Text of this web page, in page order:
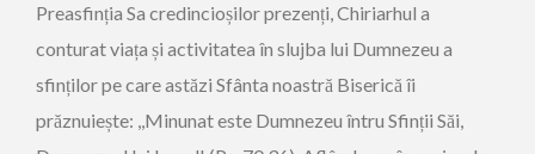
Preasfinția Sa credincioșilor prezenți, Chiriarhul a
conturat viața și activitatea în slujba lui Dumnezeu a
sfinților pe care astăzi Sfânta noastră Biserică îi
prăznuiește: ,,Minunat este Dumnezeu întru Sfinții Săi,